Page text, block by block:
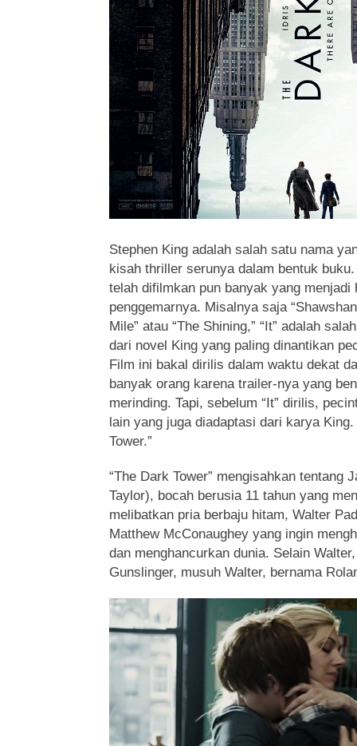
Stephen King adalah salah satu nama
kisah thriller serunya dalam bentuk
telah difilmkan pun banyak yang menjadi
penggemarnya. Misalnya saja
Mile” atau “The Shining,” “It” adalah
dari novel King yang paling dinantikan
Film ini bakal dirilis dalam waktu dekat
banyak orang karena trailer-nya yang
merinding. Tapi, sebelum “It” dirilis,
lain yang juga diadaptasi dari karya
Tower.”
“The Dark Tower” mengisahkan tentang
Taylor), bocah berusia 11 tahun yang
melibatkan pria berbaju hitam, Walter
Matthew McConaughey yang ingin
dan menghancurkan dunia. Selain
Gunslinger, musuh Walter, bernama